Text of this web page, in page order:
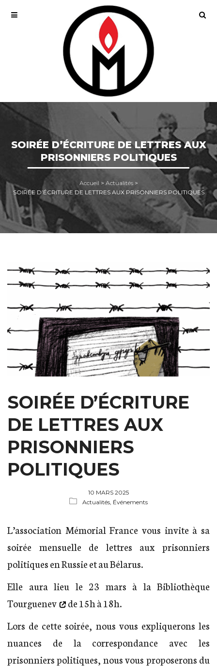
SOIRÉE D’ÉCRITURE DE LETTRES AUX
PRISONNIERS POLITIQUES
Accueil > Actualités>
SOIRÉE D’ÉCRITURE DE LETTRES AUX PRISONNIERS POLITIQUES
SOIRÉE D’ÉCRITURE
DE LETTRES AUX
PRISONNIERS
POLITIQUES
10 MARS 2025
Actualités, Événements
L’association Mémorial France vous invite à sa
soirée mensuelle de lettres aux prisonniers
politiques en Russie et au Bélarus.
Elle aura lieu le 23 mars à la Bibliothèque
Tourguenev
de 15h à 18h.
Lors de cette soirée, nous vous expliquerons les
nuances de la correspondance avec les
prisonniers politiques, nous vous proposerons du